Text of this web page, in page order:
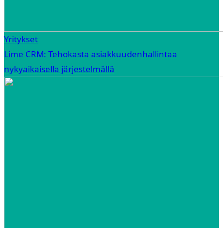
Yritykset
Lime CRM: Tehokasta asiakkuudenhallintaa
nykyaikaisella järjestelmällä